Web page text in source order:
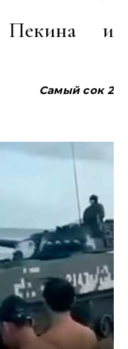
Пекина и
Самый сок 2